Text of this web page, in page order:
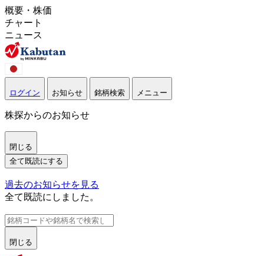
概要・株価
チャート
ニュース
ログイン お知らせ 銘柄検索 メニュー
株探からのお知らせ
閉じる
全て既読にする
過去のお知らせを見る
全て既読にしました。
閉じる